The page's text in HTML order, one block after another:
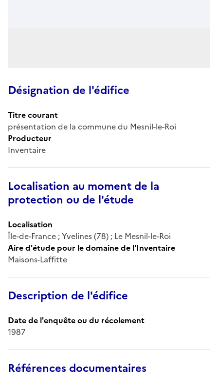
Désignation de l'édifice
Titre courant
présentation de la commune du Mesnil-le-Roi
Producteur
Inventaire
Localisation au moment de la
protection ou de l'étude
Localisation
Île-de-France ; Yvelines (78) ; Le Mesnil-le-Roi
Aire d'étude pour le domaine de l'Inventaire
Maisons-Laffitte
Description de l'édifice
Date de l'enquête ou du récolement
1987
Références documentaires